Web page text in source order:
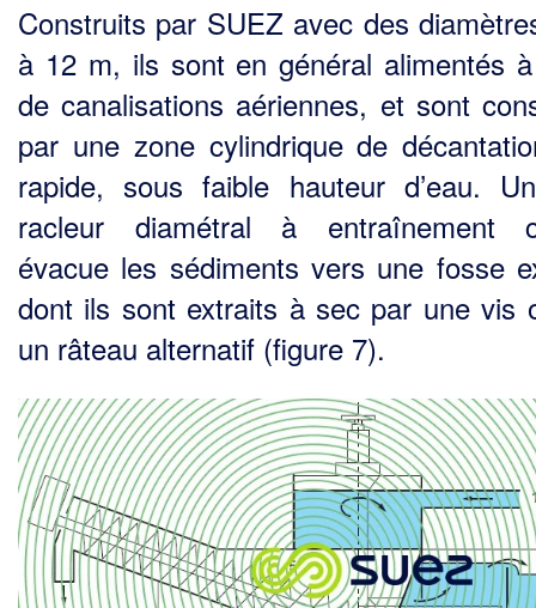
Construits par SUEZ avec des
à 12 m, ils sont en général alimentés
de cana­lisations aériennes, et sont
par une zone cylindrique de
rapide, sous faible hau­teur d’eau.
racleur diamétral à entraînement
évacue les sédiments vers une fosse
dont ils sont extraits à sec par une vis
un râteau alternatif (figure 7).